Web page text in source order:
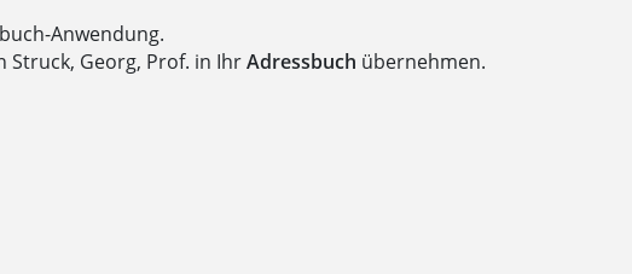
Anwendung.
Struck, Georg, Prof. in IhrAdressbuch übernehmen.